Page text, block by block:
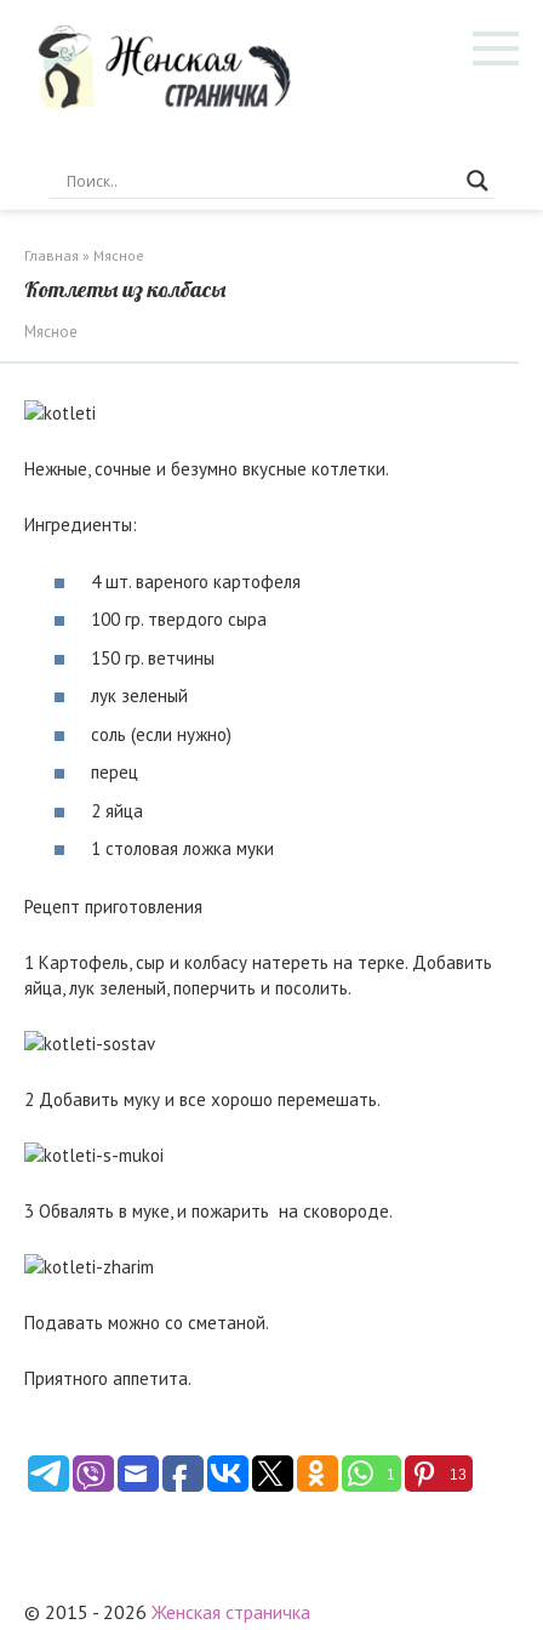
контенту
Главная » Мясное
Котлеты из колбасы
Мясное
Нежные, сочные и безумно вкусные котлетки.
Ингредиенты:
4 шт. вареного картофеля
100 гр. твердого сыра
150 гр. ветчины
лук зеленый
соль (если нужно)
перец
2 яйца
1 столовая ложка муки
Рецепт приготовления
1 Картофель, сыр и колбасу натереть на терке. Добавить
яйца, лук зеленый, поперчить и посолить.
2 Добавить муку и все хорошо перемешать.
3 Обвалять в муке, и пожарить на сковороде.
Подавать можно со сметаной.
Приятного аппетита.
1 13
© 2015 - 2026 Женская страничка